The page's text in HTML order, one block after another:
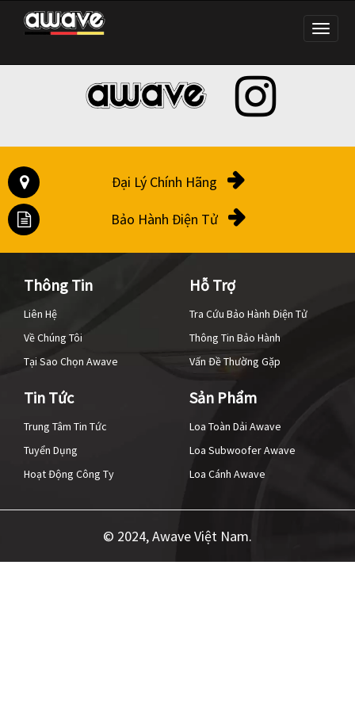
Đại Lý Chính Hãng
Bảo Hành Điện Tử
Thông Tin
Liên Hệ
Về Chúng Tôi
Tại Sao Chọn Awave
Hỗ Trợ
Tra Cứu Bảo Hành Điện Tử
Thông Tin Bảo Hành
Vấn Đề Thường Gặp
Tin Tức
Trung Tâm Tin Tức
Tuyển Dụng
Hoạt Động Công Ty
Sản Phẩm
Loa Toàn Dải Awave
Loa Subwoofer Awave
Loa Cánh Awave
© 2024, Awave Việt Nam.